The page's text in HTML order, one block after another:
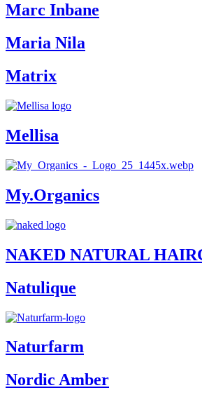
Marc Inbane
Maria Nila
Matrix
Mellisa
My.Organics
NAKED NATURAL
Natulique
Naturfarm
Nordic Amber